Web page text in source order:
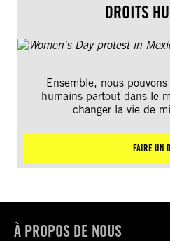
DROITS
Ensemble, nous
humains partout dans le
changer la vie de
FAIRE UN
À PROPOS DE NOUS